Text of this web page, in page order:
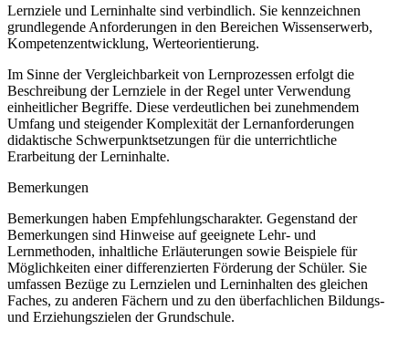
Lernziele und Lerninhalte sind verbindlich. Sie kennzeichnen
grundlegende Anforderungen in den Bereichen Wissenserwerb,
Kompetenzentwicklung, Werteorientierung.
Im Sinne der Vergleichbarkeit von Lernprozessen erfolgt die
Beschreibung der Lernziele in der Regel unter Verwendung
einheitlicher Begriffe. Diese verdeutlichen bei zunehmendem
Umfang und steigender Komplexität der Lernanforderungen
didaktische Schwerpunktsetzungen für die unterrichtliche
Erarbeitung der Lerninhalte.
Bemerkungen
Bemerkungen haben Empfehlungscharakter. Gegenstand der
Bemerkungen sind Hinweise auf geeignete Lehr- und
Lernmethoden, inhaltliche Erläuterungen sowie Beispiele für
Möglichkeiten einer differenzierten Förderung der Schüler. Sie
umfassen Bezüge zu Lernzielen und Lerninhalten des gleichen
Faches, zu anderen Fächern und zu den überfachlichen Bildungs-
und Erziehungszielen der Grundschule.